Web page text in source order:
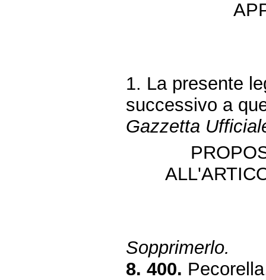
1. La presente
successivo a
Gazzetta
Sopprimerlo.
8. 400.